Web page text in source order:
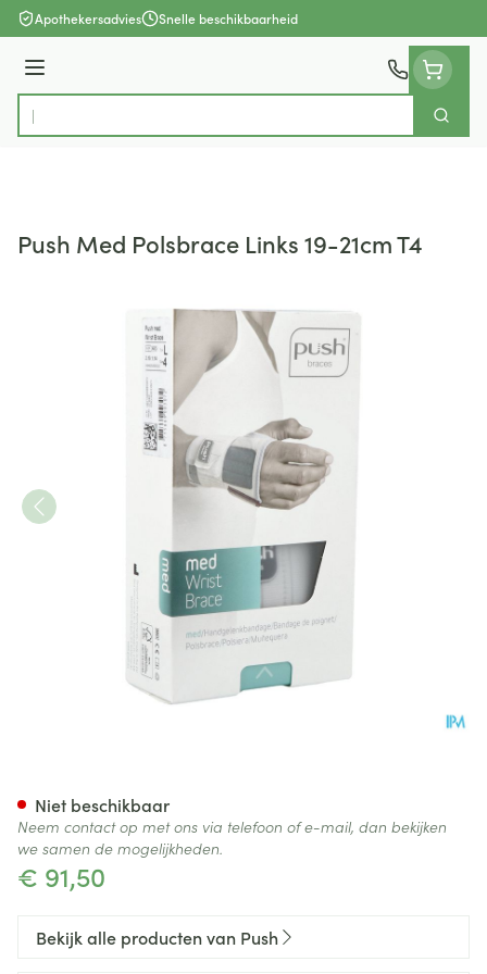
Ga naar de inhoud
Apothekersadvies Snelle beschikbaarheid
Menu
Product, merk, categorie...
Zoek
Push Med Polsbrace Links 19-21cm T4
€ 91,50
Niet beschikbaar
Neem contact op met ons via telefoon of e-mail, dan bekijken
we samen de mogelijkheden.
Bekijk alle producten van Push